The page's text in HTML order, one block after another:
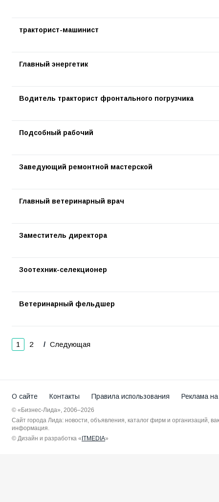
тракторист-машинист
Главный энергетик
Водитель тракторист фронтального погрузчика
Подсобный рабочий
Заведующий ремонтной мастерской
Главный ветеринарный врач
Заместитель директора
Зоотехник-селекционер
Ветеринарный фельдшер
1 2 Следующая
О сайте Контакты Правила использования Реклама
© «Бизнес-Лида», 2006–2026
Сайт города Лида: новости, объявления, каталог фирм и организаций,
информация.
© Дизайн и разработка « ITMEDIA»